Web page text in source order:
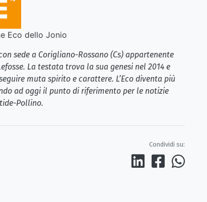
Eco dello Jonio
sede a Corigliano-Rossano (Cs) appartenente
La testata trova la sua genesi nel 2014 e
muta spirito e carattere. L’Eco diventa più
ad oggi il punto di riferimento per le notizie
Pollino.
Condividi su: